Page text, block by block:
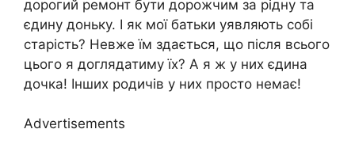
дорогий ремонт бути дорожчим за рідну та
єдину доньку. І як мої батьки уявляють собі
старість? Невже їм здається, що після всього
цього я доглядатиму їх? А я ж у них єдина
дочка! Інших родичів у них просто немає!
Advertisements